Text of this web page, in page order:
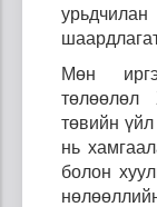
Мөн
төлөөлөл
төвийн
нь
болон